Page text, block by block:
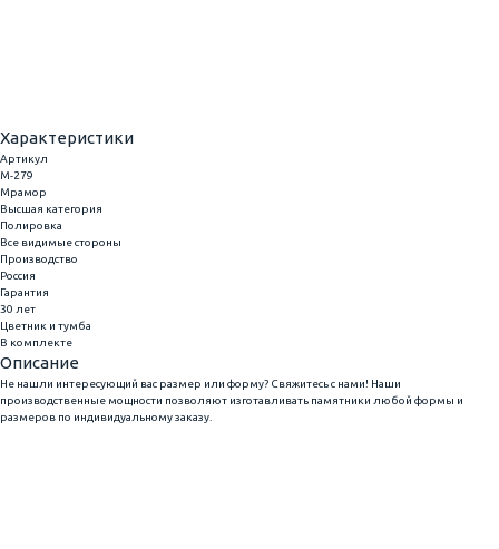
Характеристики
Артикул
M-279
Мрамор
Высшая категория
Полировка
Все видимые стороны
Производство
Россия
Гарантия
30 лет
Цветник и тумба
В комплекте
Описание
Не нашли интересующий вас размер или форму? Свяжитесь с нами! Наши
производственные мощности позволяют изготавливать памятники любой формы и
размеров по индивидуальному заказу.